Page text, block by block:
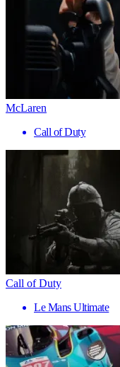
McLaren
Call of Duty
Call of Duty
Le Mans Ultimate